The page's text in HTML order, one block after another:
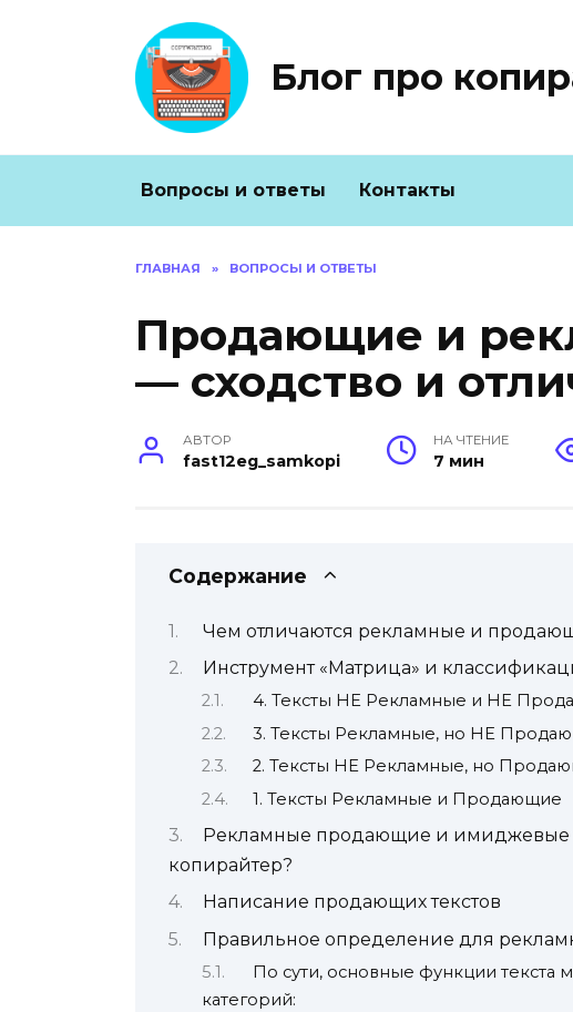
Блог про
Вопросы и ответы Контакты
ГЛАВНАЯ » ВОПРОСЫ И ОТВЕТЫ
Продающие и
— сходство и
АВТОР
fast12eg_samkopi
НА ЧТЕНИЕ
7 мин
Содержание
Чем отличаются рекламные и
Инструмент «Матрица» и
4. Тексты НЕ Рекламные и НЕ
3. Тексты Рекламные, но НЕ
2. Тексты НЕ Рекламные, но
1. Тексты Рекламные и Продающие
Рекламные продающие и имиджевые
копирайтер?
Написание продающих текстов
Правильное определение для
По сути, основные функции текста
категорий: